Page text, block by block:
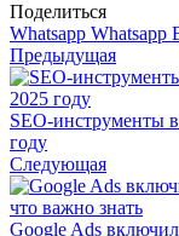
Поделиться
Whatsapp Whatsapp
Предыдущая
SEO‑инструменты
году
Следующая
Google Ads